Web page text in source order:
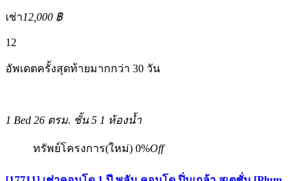
เช่า12,000 ฿
12
อัพเดตครั้งสุดท้ายมากกว่า 30 วัน
1 Bed 26 ตรม. ชั้น 5 1 ห้องน้ำ
ทรัพย์โครงการ(ใหม่) 0%Off